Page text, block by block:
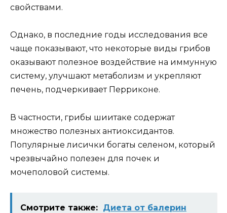
свойствами.
Однако, в последние годы исследования все
чаще показывают, что некоторые виды грибов
оказывают полезное воздействие на иммунную
систему, улучшают метаболизм и укрепляют
печень, подчеркивает Перриконе.
В частности, грибы шиитаке содержат
множество полезных антиоксидантов.
Популярные лисички богаты селеном, который
чрезвычайно полезен для почек и
мочеполовой системы.
Смотрите также: Диета от балерин